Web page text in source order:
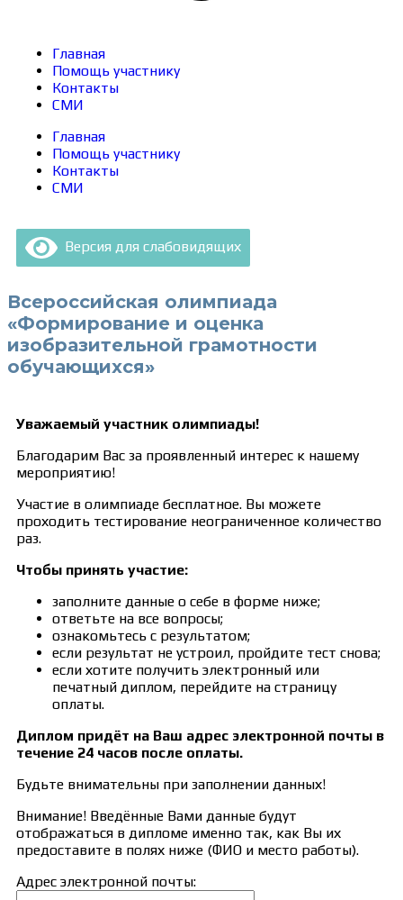
Главная
Помощь участнику
Контакты
СМИ
Главная
Помощь участнику
Контакты
СМИ
Версия для слабовидящих
Всероссийская олимпиада
«Формирование и оценка
изобразительной грамотности
обучающихся»
Уважаемый участник олимпиады!
Благодарим Вас за проявленный интерес к нашему
мероприятию!
Участие в олимпиаде бесплатное. Вы можете
проходить тестирование неограниченное количество
раз.
Чтобы принять участие:
заполните данные о себе в форме ниже;
ответьте на все вопросы;
ознакомьтесь с результатом;
если результат не устроил, пройдите тест снова;
если хотите получить электронный или
печатный диплом, перейдите на страницу
оплаты.
Диплом придёт на Ваш адрес электронной почты в
течение 24 часов после оплаты.
Будьте внимательны при заполнении данных!
Внимание! Введённые Вами данные будут
отображаться в дипломе именно так, как Вы их
предоставите в полях ниже (ФИО и место работы).
Адрес электронной почты: